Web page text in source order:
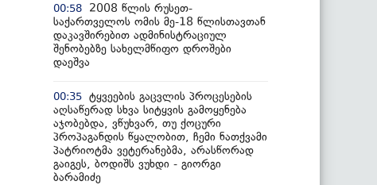
00:58
2008 წლის რუსეთ-
საქართველოს ომის მე-18 წლისთავთან
დაკავშირებით ადმინისტრაციულ
შენობებზე სახელმწიფო დროშები
დაეშვა
00:35 ტყვეების გაცვლის პროცესების
აღსაწერად სხვა სიტყვის გამოყენება
აჯობებდა, ვწუხვარ, თუ ქოცური
პროპაგანდის წყალობით, ჩემი ნათქვამი
პატრიოტმა ვეტერანებმა, არასწორად
გაიგეს, ბოდიშს ვუხდი - გიორგი
ბარამიძე